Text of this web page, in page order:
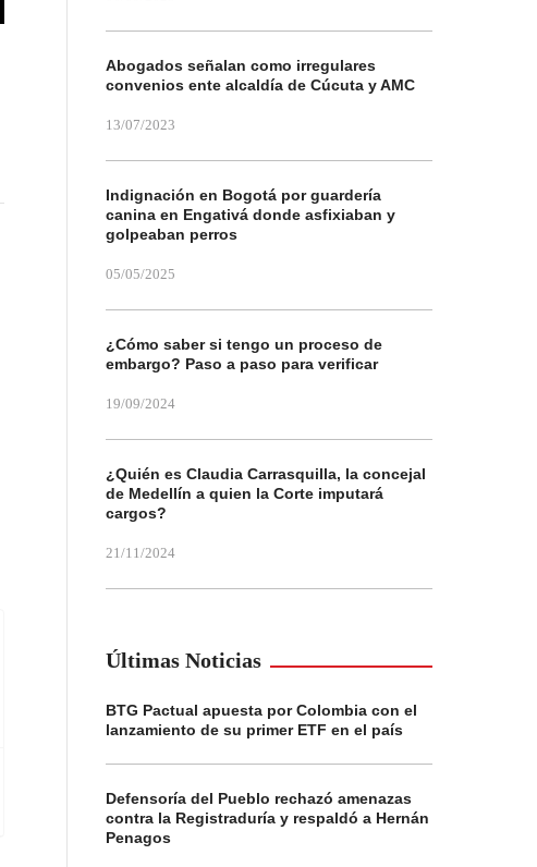
Abogados señalan como irregulares
convenios ente alcaldía de Cúcuta y AMC
13/07/2023
Indignación en Bogotá por guardería
canina en Engativá donde asfixiaban y
golpeaban perros
05/05/2025
¿Cómo saber si tengo un proceso de
embargo? Paso a paso para verificar
19/09/2024
¿Quién es Claudia Carrasquilla, la concejal
de Medellín a quien la Corte imputará
cargos?
21/11/2024
Últimas Noticias
BTG Pactual apuesta por Colombia con el
lanzamiento de su primer ETF en el país
Defensoría del Pueblo rechazó amenazas
contra la Registraduría y respaldó a Hernán
Penagos